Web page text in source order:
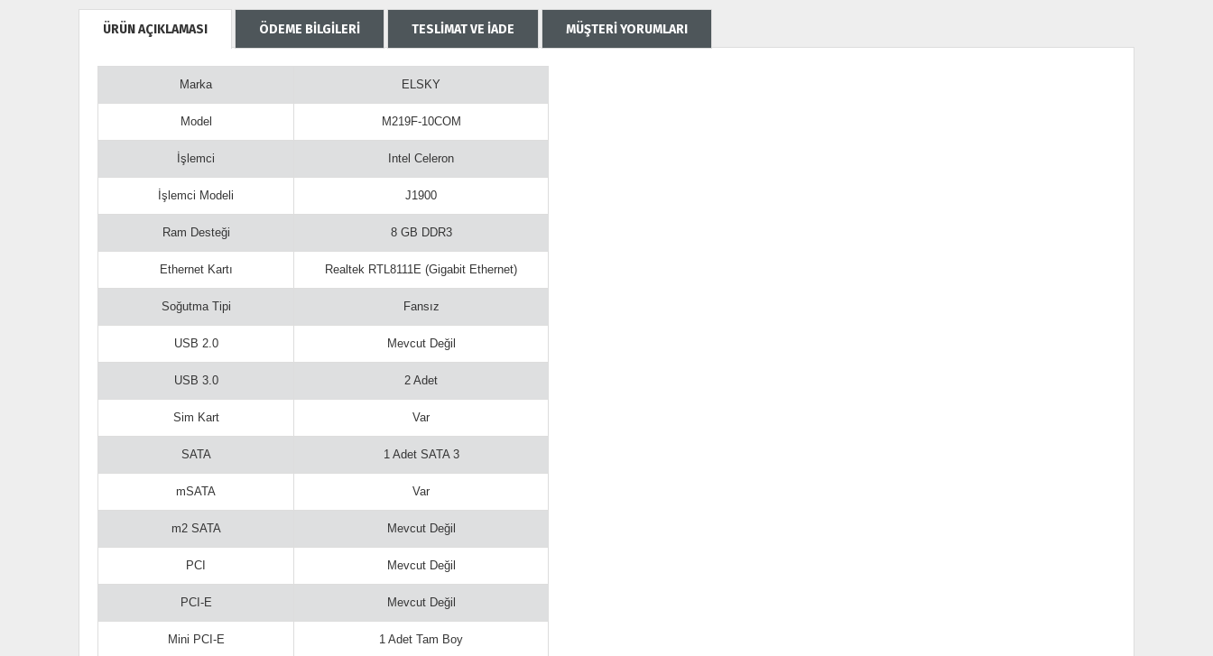
ÜRÜN AÇIKLAMASI ÖDEME BİLGİLERİ TESLİMAT VE İADE MÜŞTERİ YORUMLARI
Marka ELSKY
Model M219F-10COM
İşlemci Intel Celeron
İşlemci Modeli J1900
Ram Desteği 8 GB DDR3
Ethernet Kartı Realtek RTL8111E (Gigabit Ethernet)
Soğutma Tipi Fansız
USB 2.0 Mevcut Değil
USB 3.0 2 Adet
Sim Kart Var
SATA 1 Adet SATA 3
mSATA Var
m2 SATA Mevcut Değil
PCI Mevcut Değil
PCI-E Mevcut Değil
Mini PCI-E 1 Adet Tam Boy